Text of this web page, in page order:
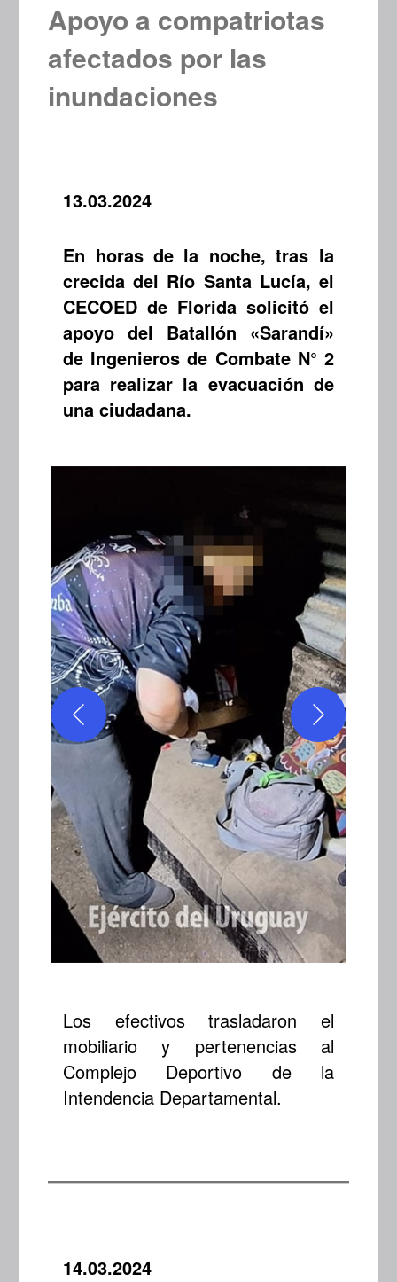
Apoyo a compatriotas
afectados por las
inundaciones
13.03.2024
En horas de la noche, tras la
crecida del Río Santa Lucía, el
CECOED de Florida solicitó el
apoyo del Batallón «Sarandí»
de Ingenieros de Combate N° 2
para realizar la evacuación de
una ciudadana.
Los efectivos trasladaron el
mobiliario y pertenencias al
Complejo Deportivo de la
Intendencia Departamental.
14.03.2024